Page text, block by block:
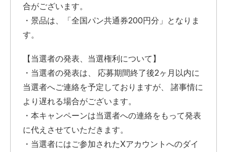
合がございます。
・景品は、「全国パン共通券200円分」となりま
す。
【当選者の発表、当選権利について】
・当選者の発表は、 応募期間終了後2ヶ月以内に
当選者へご連絡を予定しておりますが、 諸事情に
より遅れる場合がございます。
・本キャンペーンは当選者への連絡をもって発表
に代えさせていただきます。
・当選者にはご参加されたXアカウントへのダイ